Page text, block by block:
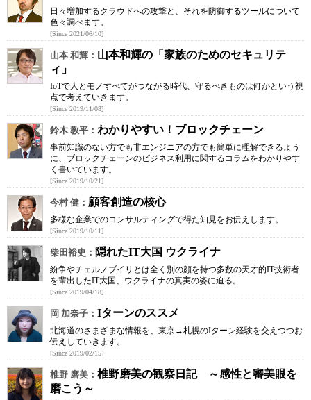
日々増加するクラウドへの攻撃と、それを防御するツールについて
色々調べます。
[Since 2021/06/10]
山本 和輝： 山本和輝の「家族のためのセキュリテ
ィ」
IoTで人とモノすべてがつながる時代、守るべきものは何かという視
点で考えていきます。
[Since 2019/11/08]
鈴木 教平： わかりやすい！ブロックチェーン
事前知識のない方でも非エンジニアの方でも簡単に理解できるよう
に、ブロックチェーンのビジネス利用に関するコラムをわかりやす
く書いています。
[Since 2019/10/21]
今村 健： 顧客創造の核心
多様な企業でのコンサルティングで得た知見をお伝えします。
[Since 2019/10/11]
柴田裕史： 隠れたIT大国 ウクライナ
紛争やチェルノブイリとは全く別の顔を持つ多数の天才的IT技術者
を輩出したIT大国、ウクライナの真実の姿に迫る。
[Since 2019/04/18]
岡 加奈子： Iターンのススメ
北海道のさまざまな情報を、東京→札幌のIターン経験を交えつつお
伝えしていきます。
[Since 2019/02/15]
椎野 磨美： 椎野磨美の観察日記 ～感性と審美眼を
磨こう～